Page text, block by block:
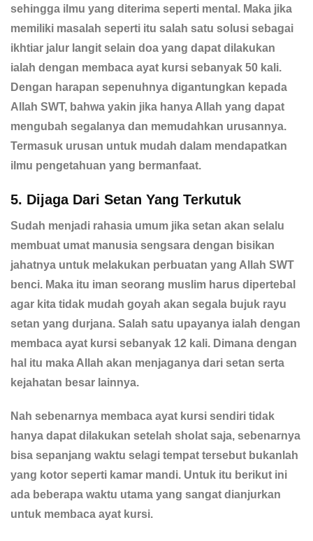
sehingga ilmu yang diterima seperti mental. Maka jika
memiliki masalah seperti itu salah satu solusi sebagai
ikhtiar jalur langit selain doa yang dapat dilakukan
ialah dengan membaca ayat kursi sebanyak 50 kali.
Dengan harapan sepenuhnya digantungkan kepada
Allah SWT, bahwa yakin jika hanya Allah yang dapat
mengubah segalanya dan memudahkan urusannya.
Termasuk urusan untuk mudah dalam mendapatkan
ilmu pengetahuan yang bermanfaat.
5. Dijaga Dari Setan Yang Terkutuk
Sudah menjadi rahasia umum jika setan akan selalu
membuat umat manusia sengsara dengan bisikan
jahatnya untuk melakukan perbuatan yang Allah SWT
benci. Maka itu iman seorang muslim harus dipertebal
agar kita tidak mudah goyah akan segala bujuk rayu
setan yang durjana. Salah satu upayanya ialah dengan
membaca ayat kursi sebanyak 12 kali. Dimana dengan
hal itu maka Allah akan menjaganya dari setan serta
kejahatan besar lainnya.
Nah sebenarnya membaca ayat kursi sendiri tidak
hanya dapat dilakukan setelah sholat saja, sebenarnya
bisa sepanjang waktu selagi tempat tersebut bukanlah
yang kotor seperti kamar mandi. Untuk itu berikut ini
ada beberapa waktu utama yang sangat dianjurkan
untuk membaca ayat kursi.